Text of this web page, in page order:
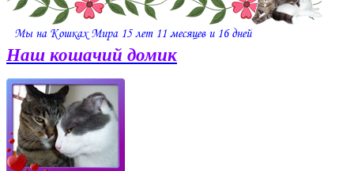
Наш кошачий домик